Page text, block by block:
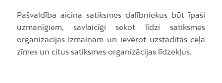
Pašvaldība aicina satiksmes dalībniekus būt īpaši
uzmanīgiem, savlaicīgi sekot līdzi satiksmes
organizācijas izmaiņām un ievērot uzstādītās ceļa
zīmes un citus satiksmes organizācijas līdzekļus.